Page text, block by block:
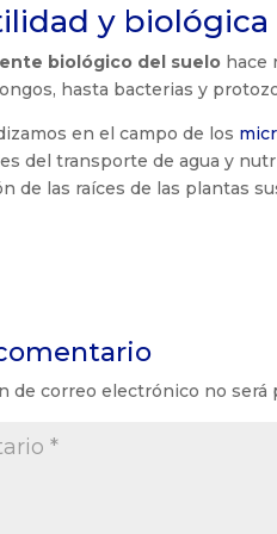
y biológica
biológico del suelo hace
hasta bacterias y
en el campo de los
del transporte de agua y
de las raíces de las plantas
de correo electrónico no será